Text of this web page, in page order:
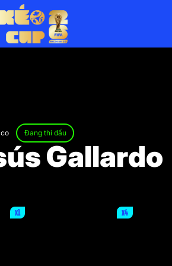
Đang thi đấu
Gallardo
x1 x4